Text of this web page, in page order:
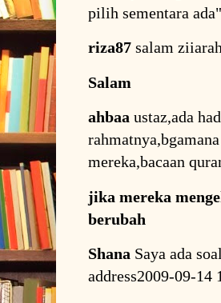
pilih sementara
riza87 salam
Salam
ahbaa ustaz,ada
mereka,bacaan
jika mereka
berubah
Shana Saya ada
address2009-09-14